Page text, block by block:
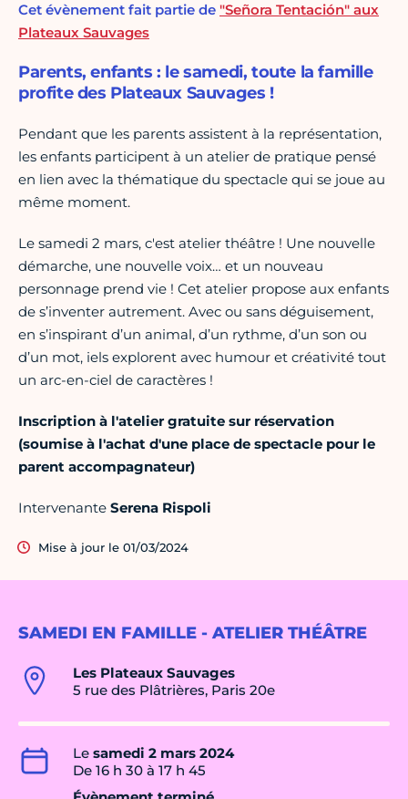
SAMEDI EN FAMILLE - ATELIER THÉÂTRE
Les Plateaux Sauvages
5 rue des Plâtrières, Paris 20e
Le samedi 2 mars 2024
De 16 h 30 à 17 h 45
Cet évènement fait partie de "Señora Tentación" aux
Plateaux Sauvages
Parents, enfants : le samedi, toute la famille
profite des Plateaux Sauvages !
Pendant que les parents assistent à la représentation,
les enfants participent à un atelier de pratique pensé
en lien avec la thématique du spectacle qui se joue au
même moment.
Le samedi 2 mars, c'est atelier théâtre ! Une nouvelle
démarche, une nouvelle voix… et un nouveau
personnage prend vie ! Cet atelier propose aux enfants
de s’inventer autrement. Avec ou sans déguisement,
en s’inspirant d’un animal, d’un rythme, d’un son ou
d’un mot, iels explorent avec humour et créativité tout
un arc-en-ciel de caractères !
Inscription à l'atelier gratuite sur réservation
(soumise à l'achat d'une place de spectacle pour le
parent accompagnateur)
Intervenante Serena Rispoli
Mise à jour le 01/03/2024